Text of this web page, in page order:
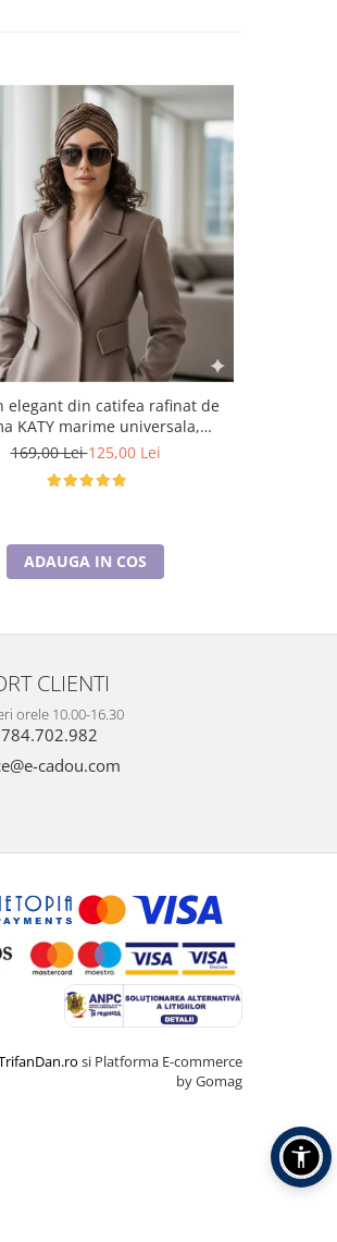
elegant din catifea rafinat de
KATY marime universala,
polar, culoare maro Sequoia
169,00 Lei125,00 Lei
ADAUGA IN COS
CLIENTI
orele 10.00-16.30
cadou.com
si Platforma E-commerce
by Gomag